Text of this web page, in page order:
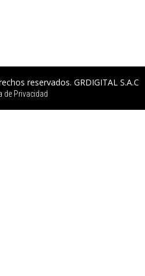
reservados. GRDIGITAL S.A.C
de Privacidad